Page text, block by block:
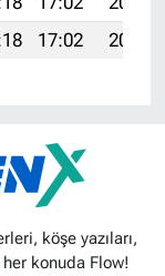
17:02 20:02
köşe yazıları,
konuda Flow!